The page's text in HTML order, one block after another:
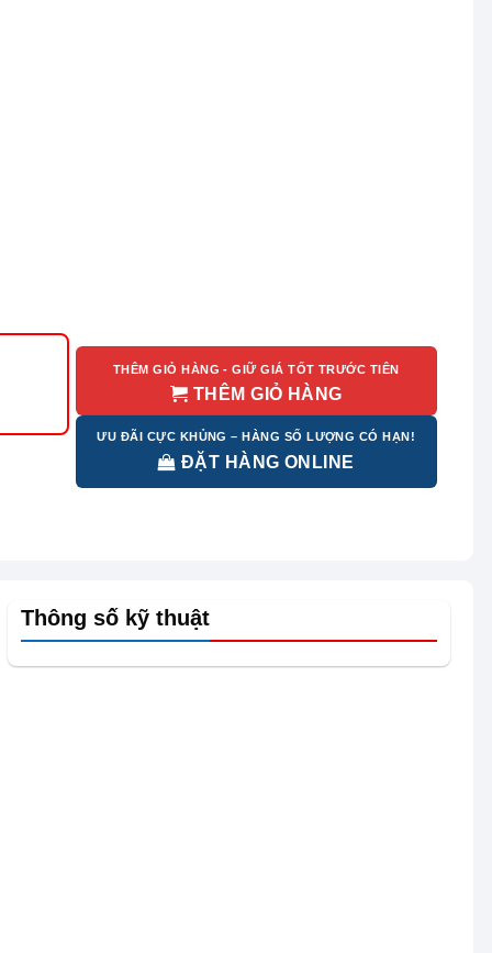
THÊM GIỎ HÀNG - GIỮ GIÁ TỐT TRƯỚC TIÊN
THÊM GIỎ HÀNG
ƯU ĐÃI CỰC KHỦNG – HÀNG SỐ LƯỢNG CÓ HẠN!
ĐẶT HÀNG ONLINE
Thông số kỹ thuật